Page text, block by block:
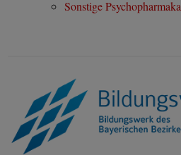
Sonstige Psychopharmaka